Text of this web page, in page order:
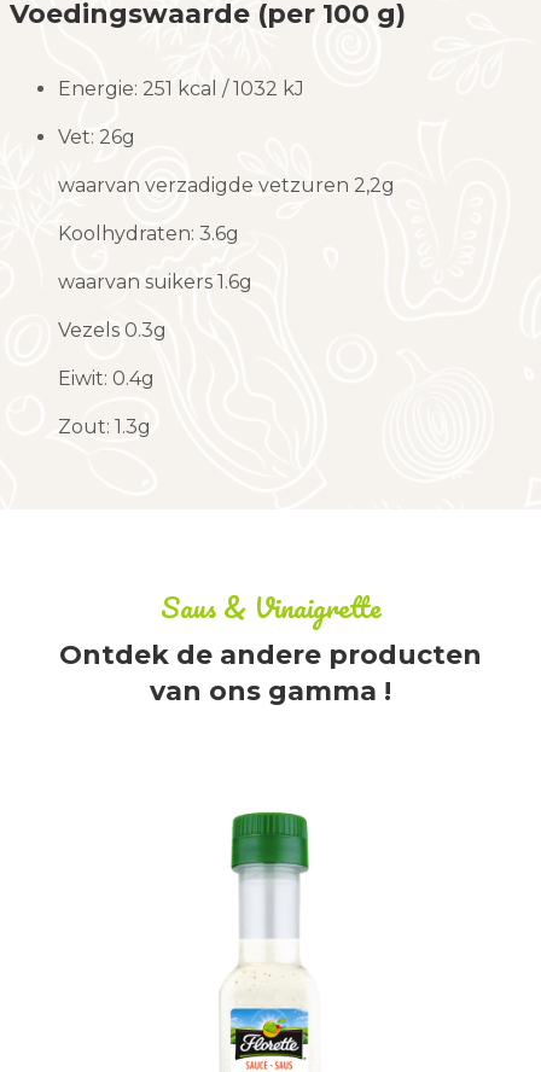
Voedingswaarde (per 100 g)
Energie: 251 kcal / 1032 kJ
Vet: 26g
waarvan verzadigde vetzuren 2,2g
Koolhydraten: 3.6g
waarvan suikers 1.6g
Vezels 0.3g
Eiwit: 0.4g
Zout: 1.3g
Saus & Vinaigrette
Ontdek de andere producten
van ons gamma !